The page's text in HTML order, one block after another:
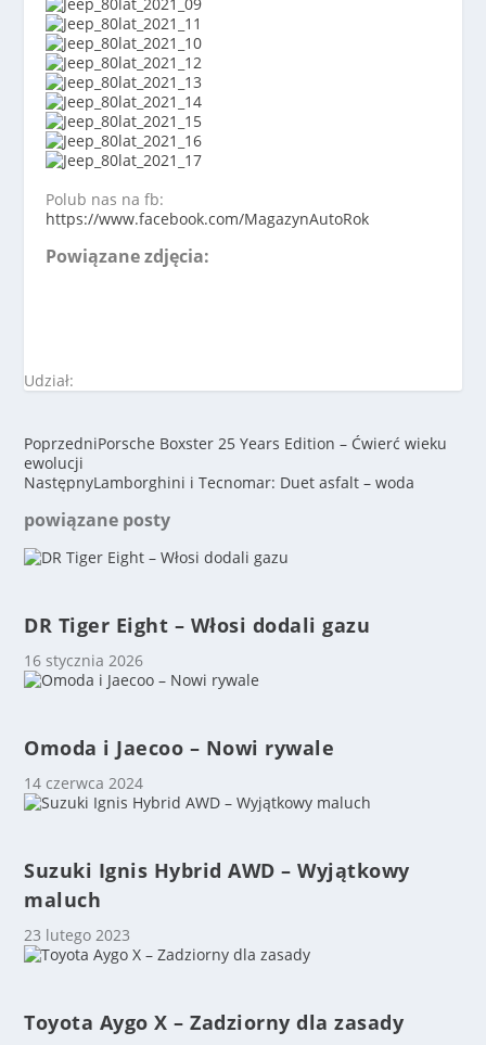
Polub nas na fb:
https://www.facebook.com/MagazynAutoRok
Powiązane zdjęcia:
Udział:
PoprzedniPorsche Boxster 25 Years Edition – Ćwierć wieku
ewolucji
NastępnyLamborghini i Tecnomar: Duet asfalt – woda
powiązane posty
DR Tiger Eight – Włosi dodali gazu
16 stycznia 2026
Omoda i Jaecoo – Nowi rywale
14 czerwca 2024
Suzuki Ignis Hybrid AWD – Wyjątkowy
maluch
23 lutego 2023
Toyota Aygo X – Zadziorny dla zasady